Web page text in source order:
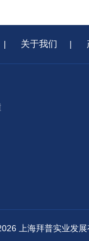
| 关于我们 |
上海拜普实业发